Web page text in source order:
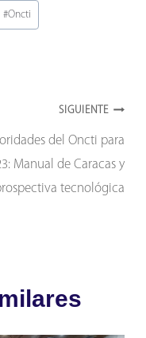
#Oncti
SIGUIENTE
del Oncti para
Manual de Caracas y
tecnológica